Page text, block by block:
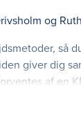
og
så
giver dig
af en